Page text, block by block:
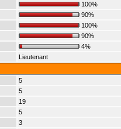
100%
90%
100%
90%
4%
Lieutenant
5
5
19
5
3